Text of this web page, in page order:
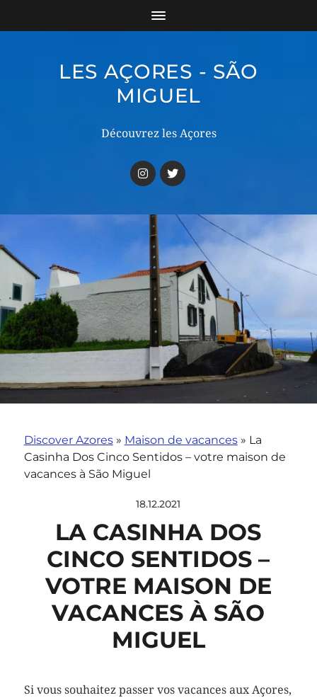
LES AÇORES - SÃO
MIGUEL
Découvrez les Açores
Discover Azores» Maison de vacances» La
Casinha Dos Cinco Sentidos – votre maison de
vacances à São Miguel
18.12.2021
LA CASINHA DOS
CINCO SENTIDOS –
VOTRE MAISON DE
VACANCES À SÃO
MIGUEL
Si vous souhaitez passer vos vacances aux Açores,